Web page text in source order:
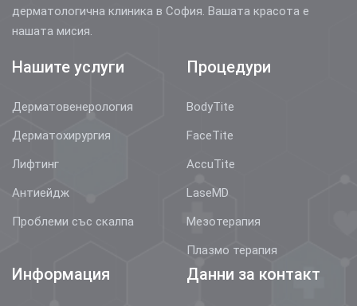
дерматологична клиника в София. Вашата красота е
нашата мисия.
Нашите услуги
Дерматовенерология
Дерматохирургия
Лифтинг
Антиейдж
Проблеми със скалпа
Процедури
BodyTite
FaceTite
AccuTite
LaseMD
Мезотерапия
Плазмо терапия
Информация Данни за контакт